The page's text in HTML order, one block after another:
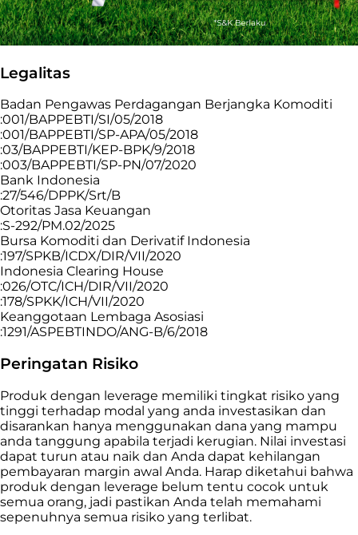
Legalitas
Badan Pengawas Perdagangan Berjangka Komoditi
:001/BAPPEBTI/SI/05/2018
:001/BAPPEBTI/SP-APA/05/2018
:03/BAPPEBTI/KEP-BPK/9/2018
:003/BAPPEBTI/SP-PN/07/2020
Bank Indonesia
:27/546/DPPK/Srt/B
Otoritas Jasa Keuangan
:S-292/PM.02/2025
Bursa Komoditi dan Derivatif Indonesia
:197/SPKB/ICDX/DIR/VII/2020
Indonesia Clearing House
:026/OTC/ICH/DIR/VII/2020
:178/SPKK/ICH/VII/2020
Keanggotaan Lembaga Asosiasi
:1291/ASPEBTINDO/ANG-B/6/2018
Peringatan Risiko
Produk dengan leverage memiliki tingkat risiko yang
tinggi terhadap modal yang anda investasikan dan
disarankan hanya menggunakan dana yang mampu
anda tanggung apabila terjadi kerugian. Nilai investasi
dapat turun atau naik dan Anda dapat kehilangan
pembayaran margin awal Anda. Harap diketahui bahwa
produk dengan leverage belum tentu cocok untuk
semua orang, jadi pastikan Anda telah memahami
sepenuhnya semua risiko yang terlibat.